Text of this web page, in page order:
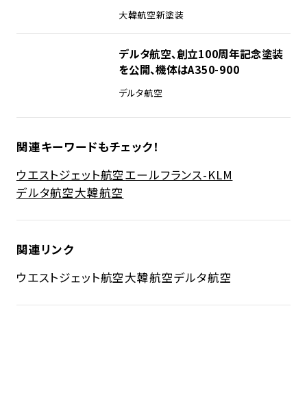
大韓航空新塗装
デルタ航空、創立100周年記念塗装
を公開、機体はA350-900
デルタ航空
関連キーワードもチェック！
ウエストジェット航空エールフランス-KLM
デルタ航空大韓航空
関連リンク
ウエストジェット航空大韓航空デルタ航空